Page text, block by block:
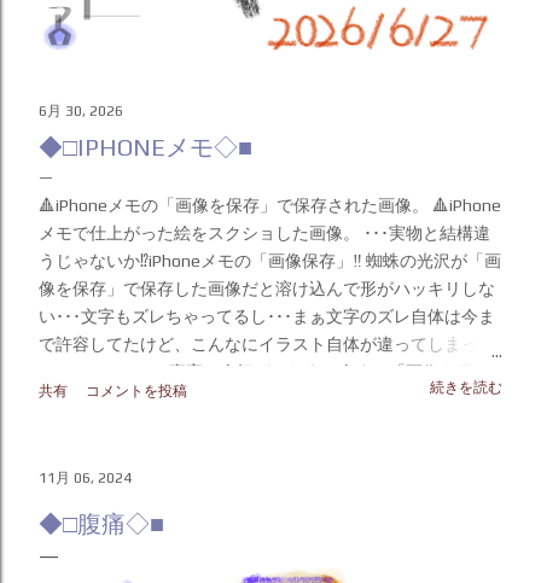
6月 30, 2026
◆□IPHONEメモ◇■
🔺iPhoneメモの「画像を保存」で保存された画像。 🔺iPhone
メモで仕上がった絵をスクショした画像。 ･･･実物と結構違
うじゃないか⁉️iPhoneメモの「画像保存」‼️ 蜘蛛の光沢が「画
像を保存」で保存した画像だと溶け込んで形がハッキリしな
い･･･文字もズレちゃってるし･･･まぁ文字のズレ自体は今ま
で許容してたけど、こんなにイラスト自体が違ってしまって
いるとは･･･ この事実に今気づいたよ。今まで「画像を保存
する」で保存した画像しかハードディスク（◀︎画像＆動画保
れているわけではなく･･･もっと実物の絵は光沢がハッキリ
しています。あと蜘蛛の脚の先も実物の方が白く塗られてい
るのがハッキリ分かる。頑張って表現した苦労が水の泡にな
ったようで悔しいからどうにか分かってほしくて後で動画で
共有 コメントを投稿 続きを読む
11月 06, 2024
◆□腹痛◇■